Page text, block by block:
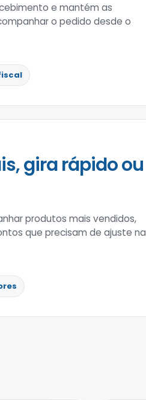
e mantém as
o pedido desde o
gira rápido ou
produtos mais vendidos,
que precisam de ajuste na